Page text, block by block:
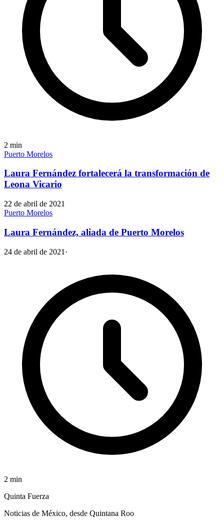
2 min
Puerto Morelos
Laura Fernández fortalecerá la transformación de
Leona Vicario
22 de abril de 2021
Puerto Morelos
Laura Fernández, aliada de Puerto Morelos
24 de abril de 2021 ·
2 min
Quinta Fuerza
Noticias de México, desde Quintana Roo